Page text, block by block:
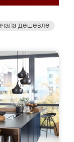
дешевле